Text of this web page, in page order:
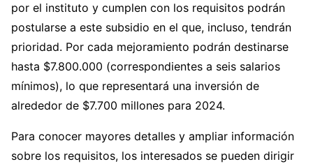
por el instituto y cumplen con los requisitos podrán
postularse a este subsidio en el que, incluso, tendrán
prioridad. Por cada mejoramiento podrán destinarse
hasta $7.800.000 (correspondientes a seis salarios
mínimos), lo que representará una inversión de
alrededor de $7.700 millones para 2024.
Para conocer mayores detalles y ampliar información
sobre los requisitos, los interesados se pueden dirigir